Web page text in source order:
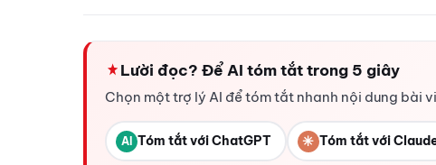
Lười đọc? Để AI tóm tắt trong 5 giây
Chọn một trợ lý AI để tóm tắt nhanh nội dung bài
AI Tóm tắt với ChatGPT ✳ Tóm tắt với